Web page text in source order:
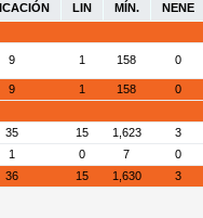
LIN MÍN. NENE
9 1 158 0
9 1 158 0
35 15 1,623 3
1 0 7 0
36 15 1,630 3